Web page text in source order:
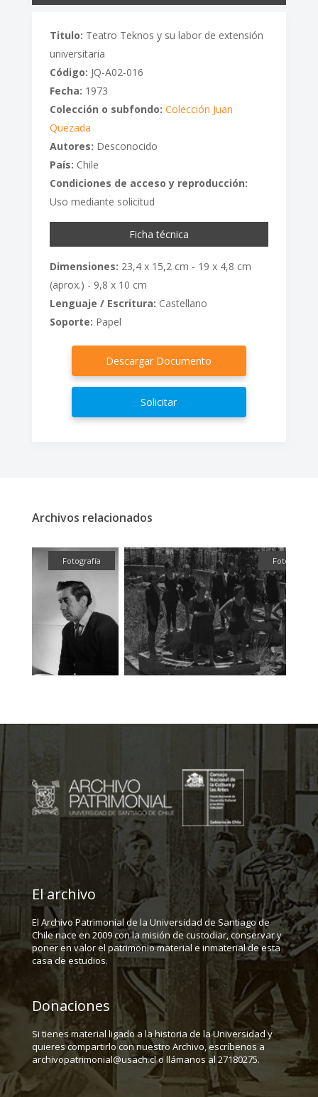
Titulo: Teatro Teknos y su labor de extensión
universitaria
Código: JQ-A02-016
Fecha: 1973
Colección o subfondo: Colección Juan
Quezada
Autores: Desconocido
País: Chile
Condiciones de acceso y reproducción:
Uso mediante solicitud
Ficha técnica
Dimensiones: 23,4 x 15,2 cm - 19 x 4,8 cm
(aprox.) - 9,8 x 10 cm
Lenguaje / Escritura: Castellano
Soporte: Papel
Descargar Documento
Solicitar
Archivos relacionados
Fotografía
El archivo
El Archivo Patrimonial de la Universidad de Santiago de
Chile nace en 2009 con la misión de custodiar, conservar y
poner en valor el patrimonio material e inmaterial de esta
casa de estudios.
Donaciones
Si tienes material ligado a la historia de la Universidad y
quieres compartirlo con nuestro Archivo, escríbenos a
archivopatrimonial@usach.cl o llámanos al 27180275.